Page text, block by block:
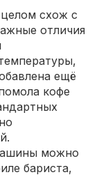
схож с
отличия
ещё
кофе
можно
бариста,